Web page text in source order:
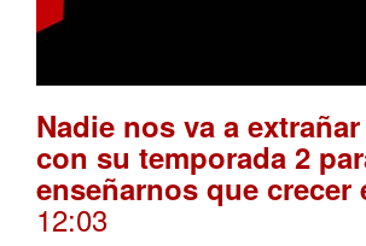
Nadie nos va a
con su temporada 2
enseñarnos que crecer
12:03